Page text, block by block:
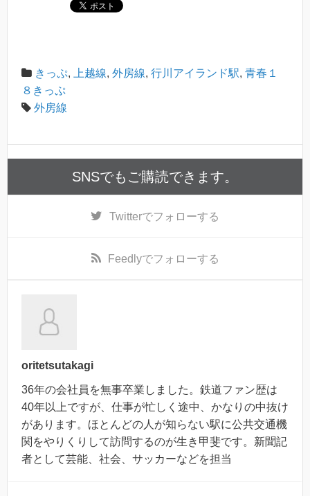
きっぷ, 上越線, 外房線, 行川アイランド駅, 青春１
８きっぷ
外房線
SNSでもご購読できます。
Twitterでフォローする
Feedlyでフォローする
oritetsutakagi
36年の会社員を無事卒業しました。鉄道ファン歴は
40年以上ですが、仕事が忙しく途中、かなりの中抜け
があります。ほとんどの人が知らない駅に公共交通機
関をやりくりして訪問するのが生き甲斐です。新聞記
者として芸能、社会、サッカーなどを担当